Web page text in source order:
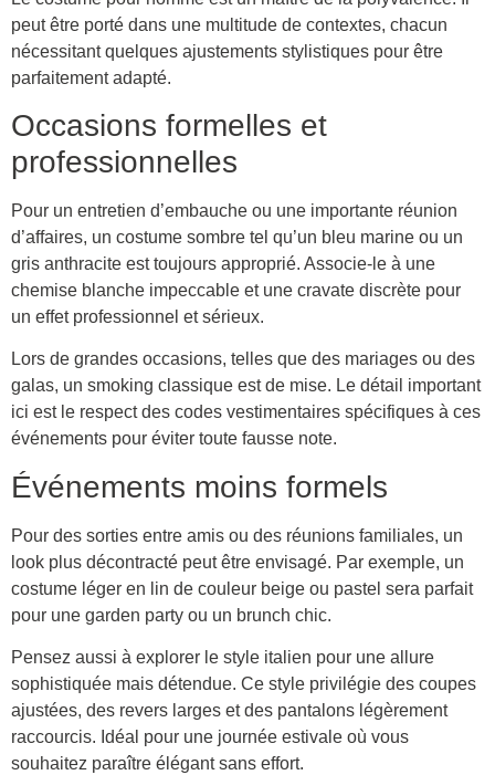
peut être porté dans une multitude de contextes, chacun
nécessitant quelques ajustements stylistiques pour être
parfaitement adapté.
Occasions formelles et
professionnelles
Pour un entretien d’embauche ou une importante réunion
d’affaires, un costume sombre tel qu’un bleu marine ou un
gris anthracite est toujours approprié. Associe-le à une
chemise blanche impeccable et une cravate discrète pour
un effet professionnel et sérieux.
Lors de grandes occasions, telles que des mariages ou des
galas, un smoking classique est de mise. Le détail important
ici est le respect des codes vestimentaires spécifiques à ces
événements pour éviter toute fausse note.
Événements moins formels
Pour des sorties entre amis ou des réunions familiales, un
look plus décontracté peut être envisagé. Par exemple, un
costume léger en lin de couleur beige ou pastel sera parfait
pour une garden party ou un brunch chic.
Pensez aussi à explorer le style italien pour une allure
sophistiquée mais détendue. Ce style privilégie des coupes
ajustées, des revers larges et des pantalons légèrement
raccourcis. Idéal pour une journée estivale où vous
souhaitez paraître élégant sans effort.